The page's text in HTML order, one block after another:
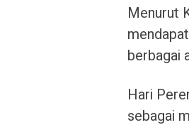
Menurut
berbagai
Hari
sebagai